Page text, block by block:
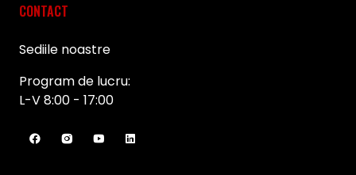
CONTACT
Sediile noastre
Program de lucru:
L-V 8:00 - 17:00